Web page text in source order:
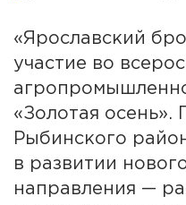
«Ярославский
участие во
«Золотая осень».
Рыбинского
в развитии
направления —